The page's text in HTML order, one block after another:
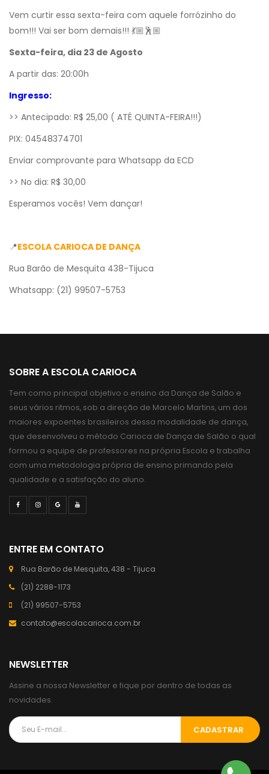
Vem curtir essa sexta-feira com aquele forrózinho do
bom!!! Vai ser bom demais!!! 💃🏼🕺🏼
Sexta-feira, dia 23 de Agosto
A partir das: 20:00h
Ingresso:
>> Antecipado: R$ 25,00 ( ATÉ QUINTA-FEIRA!!!)
PIX: 04548374701
Enviar comprovante para Whatsapp da ECD
>> No dia: R$ 30,00
Esperamos vocês! Vem dançar!
📍ESCOLA CARIOCA DE DANÇA
Rua Barão de Mesquita 438-Tijuca
Whatsapp: (21) 99507-5753
SOBRE A ESCOLA CARIOCA
Tem como principal objetivo o ensino da Dança de Salão e
seus vários ritmos, sob a direção de Marcelo Martins, um dos
maiores expoentes brasileiros dessa modalidade de dança,
que desenvolveu o método Carioca de Dança de Salão o qual
formou a equipe de professores na própria Escola e trabalha
com uma metodologia própria de ensino primando pela
qualidade e a satisfação do aluno.
ENTRE EM CONTATO
Rua Barão de Mesquita, 438 - Tijuca
(21) 2288-1173
(21) 99507-5753
contato@escolacarioca.com.br
NEWSLETTER
Assine a nossa Newsletter e fique por dentro de todas as
novidades.
CADASTRAR